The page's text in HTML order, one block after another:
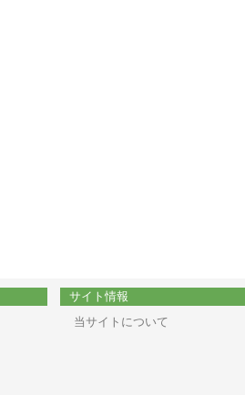
サイト情報
当サイトについて